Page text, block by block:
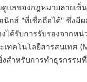
แลของกฎหมายลายเ
กส์ "ที่เชื่อถือได้" ซึ่งมี
ได้รับการรับรองจากห
ทคโนโลยีสารสนเทศ
ำหรับการทำธุรกรรม